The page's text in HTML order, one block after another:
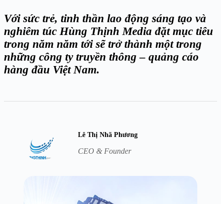
Với sức trẻ, tinh thần lao động sáng tạo và
nghiêm túc Hùng Thịnh Media đặt mục tiêu
trong năm năm tới sẽ trở thành một trong
những công ty truyền thông – quảng cáo
hàng đầu Việt Nam.
Lê Thị Nhã Phương
CEO & Founder